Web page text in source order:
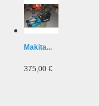
Makita...
375,00 €